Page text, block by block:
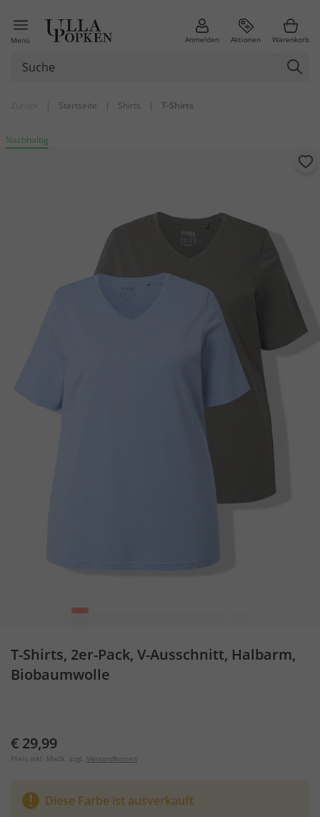
Menü Anmelden Aktionen Warenkorb
| Startseite | Shirts | T-Shirts
Nachhaltig
1
T-Shirts, 2er-Pack, V-Ausschnitt, Halbarm,
Biobaumwolle
€ 29,99
Preis inkl. MwSt. zzgl. Versandkosten
Diese Farbe ist ausverkauft